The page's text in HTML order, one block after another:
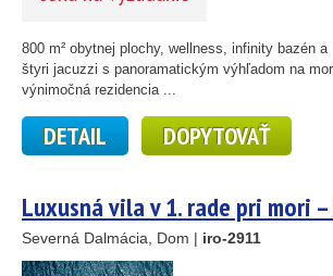
800 m² obytnej plochy, wellness, infinity bazén a
štyri jacuzzi s panoramatickým výhľadom na
výnimočná rezidencia ...
DETAIL DOPYTOVAŤ
Luxusná vila v 1. rade pri mori
Severná Dalmácia, Dom | iro-2911